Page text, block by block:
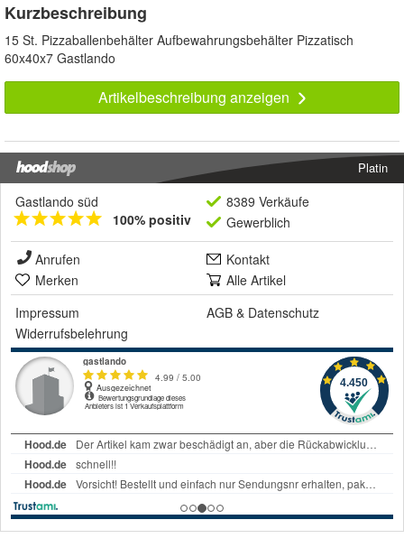
Kurzbeschreibung
15 St. Pizzaballenbehälter Aufbewahrungsbehälter Pizzatisch
60x40x7 Gastlando
Artikelbeschreibung anzeigen
Platin
Gastlando süd
100% positiv
8389 Verkäufe
Gewerblich
Anrufen
Kontakt
Merken
Alle Artikel
Impressum
AGB & Datenschutz
Widerrufsbelehrung